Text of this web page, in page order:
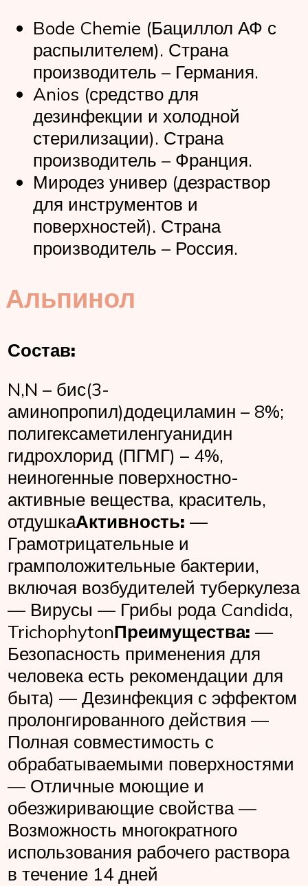
Bode Chemie (Бациллол АФ с
распылителем). Страна
производитель – Германия.
Anios (средство для
дезинфекции и холодной
стерилизации). Страна
производитель – Франция.
Миродез универ (дезраствор
для инструментов и
поверхностей). Страна
производитель – Россия.
Альпинол
Состав:
N,N – бис(3-
аминопропил)додециламин – 8%;
полигексаметиленгуанидин
гидрохлорид (ПГМГ) – 4%,
неиногенные поверхностно-
активные вещества, краситель,
отдушкаАктивность: —
Грамотрицательные и
грамположительные бактерии,
включая возбудителей туберкулеза
— Вирусы — Грибы рода Candida,
TrichophytonПреимущества: —
Безопасность применения для
человека есть рекомендации для
быта) — Дезинфекция с эффектом
пролонгированного действия —
Полная совместимость с
обрабатываемыми поверхностями
— Отличные моющие и
обезжиривающие свойства —
Возможность многократного
использования рабочего раствора
в течение 14 дней